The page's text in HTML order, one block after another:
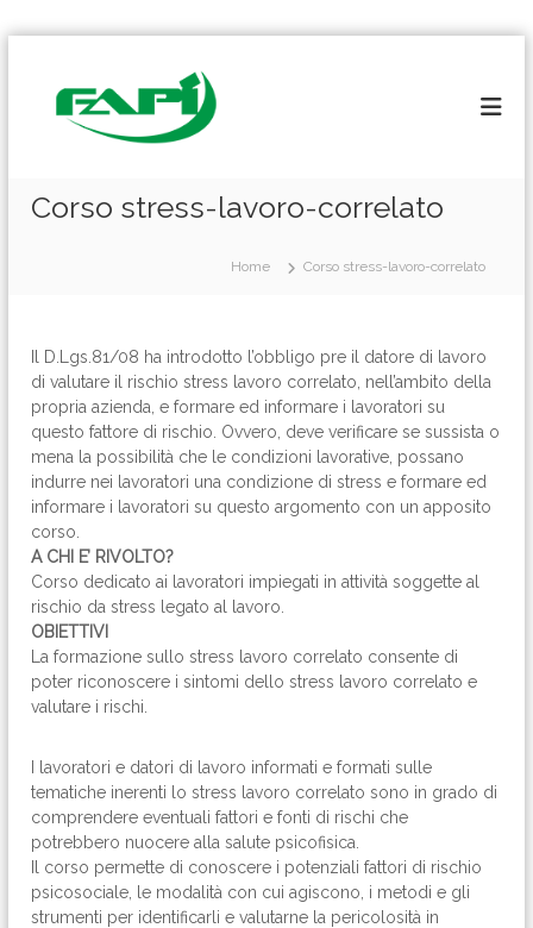
Corso stress-lavoro-correlato
Home Corso stress-lavoro-correlato
Il D.Lgs.81/08 ha introdotto l’obbligo pre il datore di lavoro
di valutare il rischio stress lavoro correlato, nell’ambito della
propria azienda, e formare ed informare i lavoratori su
questo fattore di rischio. Ovvero, deve verificare se sussista o
mena la possibilità che le condizioni lavorative, possano
indurre nei lavoratori una condizione di stress e formare ed
informare i lavoratori su questo argomento con un apposito
corso.
A CHI E’ RIVOLTO?
Corso dedicato ai lavoratori impiegati in attività soggette al
rischio da stress legato al lavoro.
OBIETTIVI
La formazione sullo stress lavoro correlato consente di
poter riconoscere i sintomi dello stress lavoro correlato e
valutare i rischi.
I lavoratori e datori di lavoro informati e formati sulle
tematiche inerenti lo stress lavoro correlato sono in grado di
comprendere eventuali fattori e fonti di rischi che
potrebbero nuocere alla salute psicofisica.
Il corso permette di conoscere i potenziali fattori di rischio
psicosociale, le modalità con cui agiscono, i metodi e gli
strumenti per identificarli e valutarne la pericolosità in